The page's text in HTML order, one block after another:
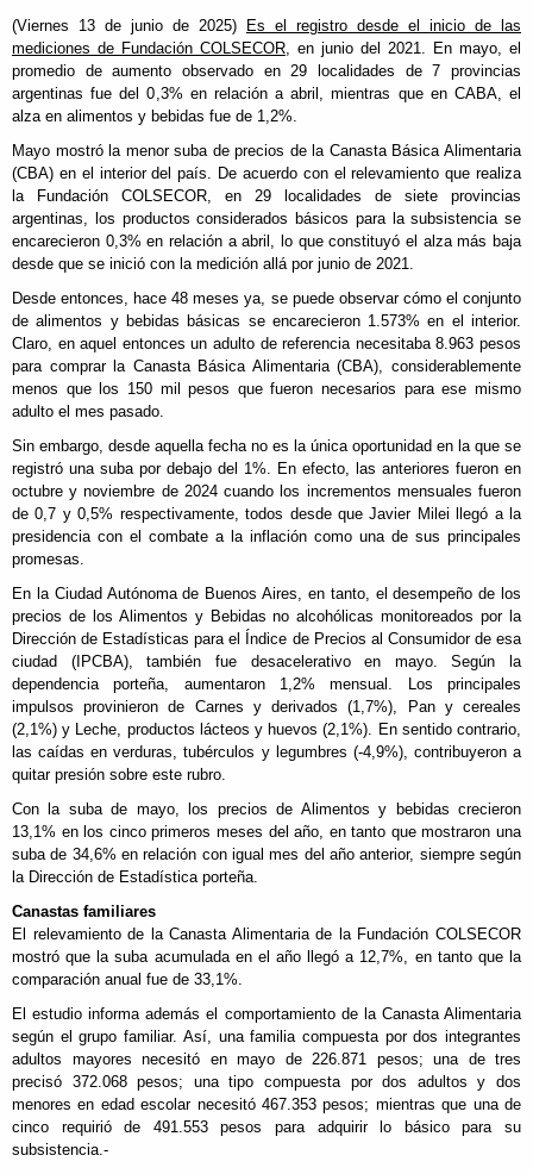
(Viernes 13 de junio de 2025)
Es el registro desde el inicio de las
mediciones de Fundación COLSECOR, en junio del 2021. En mayo, el
promedio de aumento observado en 29 localidades de 7 provincias
argentinas fue del 0,3% en relación a abril, mientras que en CABA, el
alza en alimentos y bebidas fue de 1,2%.
Mayo mostró la menor suba de precios de la Canasta Básica Alimentaria
(CBA) en el interior del país. De acuerdo con el relevamiento que realiza
la Fundación COLSECOR, en 29 localidades de siete provincias
argentinas, los productos considerados básicos para la subsistencia se
encarecieron 0,3% en relación a abril, lo que constituyó el alza más baja
desde que se inició con la medición allá por junio de 2021.
Desde entonces, hace 48 meses ya, se puede observar cómo el conjunto
de alimentos y bebidas básicas se encarecieron 1.573% en el interior.
Claro, en aquel entonces un adulto de referencia necesitaba 8.963 pesos
para comprar la Canasta Básica Alimentaria (CBA), considerablemente
menos que los 150 mil pesos que fueron necesarios para ese mismo
adulto el mes pasado.
Sin embargo, desde aquella fecha no es la única oportunidad en la que se
registró una suba por debajo del 1%. En efecto, las anteriores fueron en
octubre y noviembre de 2024 cuando los incrementos mensuales fueron
de 0,7 y 0,5% respectivamente, todos desde que Javier Milei llegó a la
presidencia con el combate a la inflación como una de sus principales
promesas.
En la Ciudad Autónoma de Buenos Aires, en tanto, el desempeño de los
precios de los Alimentos y Bebidas no alcohólicas monitoreados por la
Dirección de Estadísticas para el Índice de Precios al Consumidor de esa
ciudad (IPCBA), también fue desacelerativo en mayo. Según la
dependencia porteña, aumentaron 1,2% mensual. Los principales
impulsos provinieron de Carnes y derivados (1,7%), Pan y cereales
(2,1%) y Leche, productos lácteos y huevos (2,1%). En sentido contrario,
las caídas en verduras, tubérculos y legumbres (-4,9%), contribuyeron a
quitar presión sobre este rubro.
Con la suba de mayo, los precios de Alimentos y bebidas crecieron
13,1% en los cinco primeros meses del año, en tanto que mostraron una
suba de 34,6% en relación con igual mes del año anterior, siempre según
la Dirección de Estadística porteña.
Canastas familiares
El relevamiento de la Canasta Alimentaria de la Fundación COLSECOR
mostró que la suba acumulada en el año llegó a 12,7%, en tanto que la
comparación anual fue de 33,1%.
El estudio informa además el comportamiento de la Canasta Alimentaria
según el grupo familiar. Así, una familia compuesta por dos integrantes
adultos mayores necesitó en mayo de 226.871 pesos; una de tres
precisó 372.068 pesos; una tipo compuesta por dos adultos y dos
menores en edad escolar necesitó 467.353 pesos; mientras que una de
cinco requirió de 491.553 pesos para adquirir lo básico para su
subsistencia.-